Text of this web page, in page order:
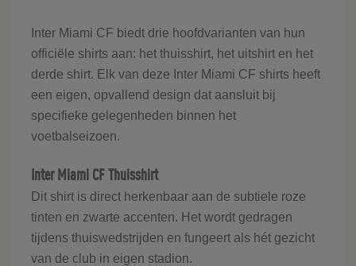
Inter Miami CF biedt drie hoofdvarianten van hun
officiële shirts aan: het thuisshirt, het uitshirt en het
derde shirt. Elk van deze Inter Miami CF shirts heeft
een eigen, opvallend design dat aansluit bij
specifieke gelegenheden binnen het
voetbalseizoen.
Inter Miami CF Thuisshirt
Dit shirt is direct herkenbaar aan de subtiele roze
tinten en zwarte accenten. Het wordt gedragen
tijdens thuiswedstrijden en fungeert als hét gezicht
van de club in eigen stadion.